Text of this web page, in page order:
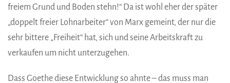
freiem Grund und Boden stehn!“ Da ist wohl eher der später
„doppelt freier Lohnarbeiter“ von Marx gemeint, der nur die
sehr bittere „Freiheit“ hat, sich und seine Arbeitskraft zu
verkaufen um nicht unterzugehen.
Dass Goethe diese Entwicklung so ahnte – das muss man